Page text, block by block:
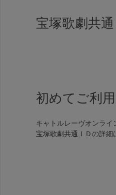
宝塚歌劇共
初めてご利
キャトルレーヴオンライ
宝塚歌劇共通ＩＤの詳細